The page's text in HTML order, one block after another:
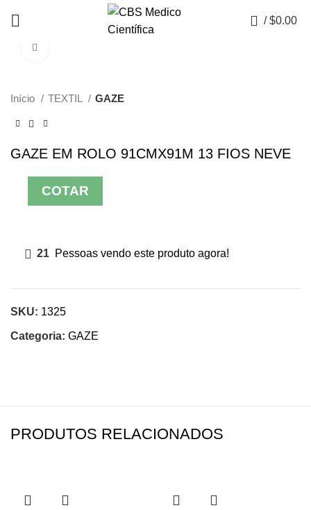
/ $0.00
Início TEXTIL GAZE
GAZE EM ROLO 91CMX91M 13 FIOS NEVE
COTAR
21 Pessoas vendo este produto agora!
SKU: 1325
Categoria: GAZE
PRODUTOS RELACIONADOS